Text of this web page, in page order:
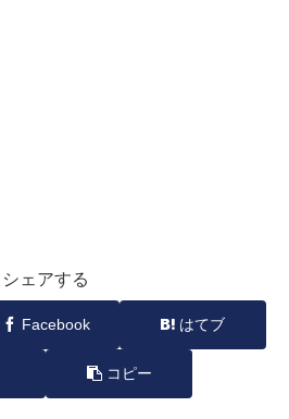
シェアする
Facebook はてブ
コピー